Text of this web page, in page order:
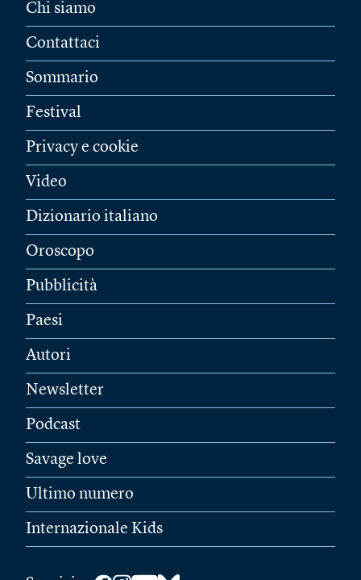
Chi siamo
Contattaci
Sommario
Festival
Privacy e cookie
Video
Dizionario italiano
Oroscopo
Pubblicità
Paesi
Autori
Newsletter
Podcast
Savage love
Ultimo numero
Internazionale Kids